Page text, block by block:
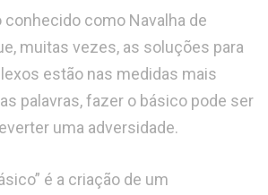
conhecido como Navalha de
muitas vezes, as soluções para
estão nas medidas mais
palavras, fazer o básico pode ser
uma adversidade.
é a criação de um